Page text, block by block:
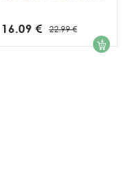
16.09 € 22.99 € 1